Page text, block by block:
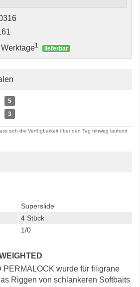
1 lieferbar
5
3
sich die Verfügbarkeit über den Tag hinweg laufend
Superslide
4 Stück
1/0
PERMALOCK wurde für filigrane
Riggen von schlankeren Softbaits